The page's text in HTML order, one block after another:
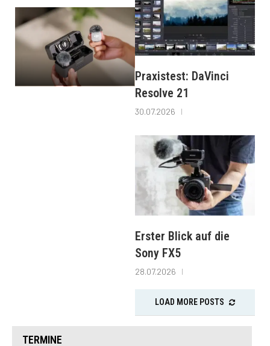
Praxistest: DaVinci
Resolve 21
30.07.2026
Erster Blick auf die
Sony FX5
28.07.2026
LOAD MORE POSTS
TERMINE